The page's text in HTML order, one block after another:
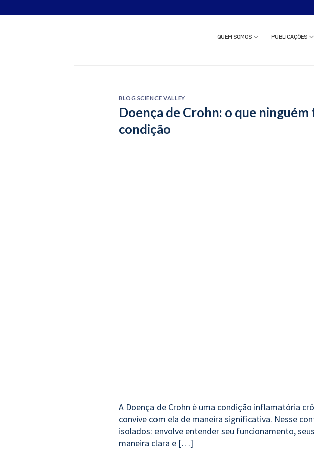
QUEM SOMOS PUBLICAÇÕES
BLOG SCIENCE VALLEY
Doença de Crohn: o que
condição
A Doença de Crohn é uma condição inflamatória
convive com ela de maneira significativa. Nesse
isolados: envolve entender seu funcionamento,
maneira clara e […]
Quer patrocinar um novo estudo clínico ou solicitar